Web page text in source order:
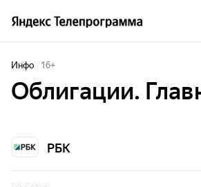
Инфо 16+
Облигации.
РБК